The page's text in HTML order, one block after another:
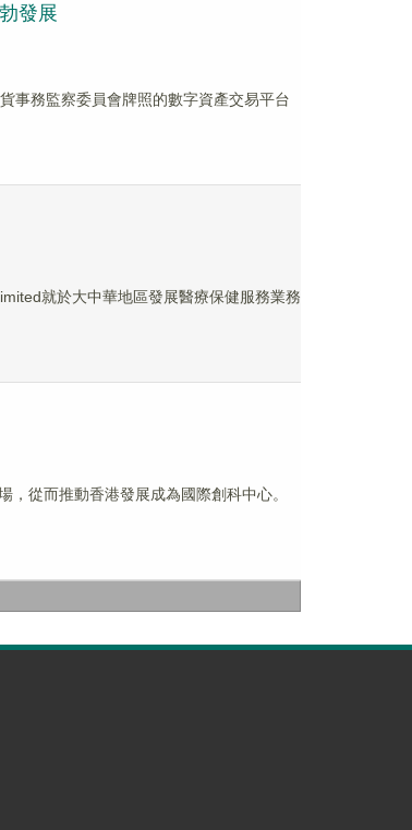
發展
事務監察委員會牌照的數字資產交易平台
就於大中華地區發展醫療保健服務業務
從而推動香港發展成為國際創科中心。